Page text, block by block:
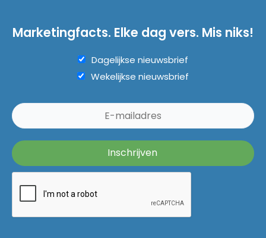
Marketingfacts. Elke dag vers. Mis niks!
Dagelijkse nieuwsbrief
Wekelijkse nieuwsbrief